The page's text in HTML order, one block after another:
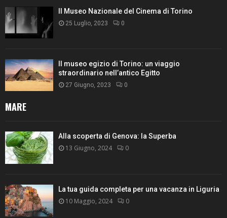
Il Museo Nazionale del Cinema di Torino
25 Luglio, 2023 0
Il museo egizio di Torino: un viaggio
straordinario nell’antico Egitto
27 Giugno, 2023 0
MARE
Alla scoperta di Genova: la Superba
13 Giugno, 2024 0
La tua guida completa per una vacanza in Liguria
10 Maggio, 2024 0